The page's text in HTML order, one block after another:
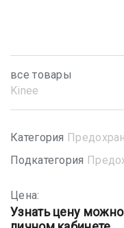
все товары
Kinee
Категория
Подкатегория
Цена:
Узнать цену